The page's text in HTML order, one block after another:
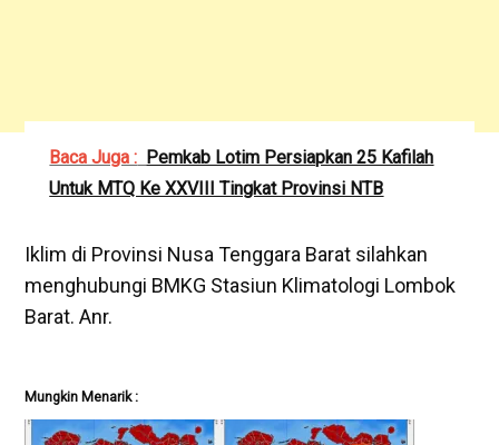
Baca Juga : Pemkab Lotim Persiapkan 25 Kafilah
Untuk MTQ Ke XXVIII Tingkat Provinsi NTB
Iklim di Provinsi Nusa Tenggara Barat silahkan
menghubungi BMKG Stasiun Klimatologi Lombok
Barat. Anr.
Mungkin Menarik :